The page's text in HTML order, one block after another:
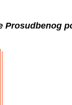
Prosudbenog